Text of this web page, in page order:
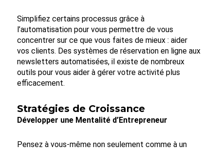
Simplifiez certains processus grâce à
l’automatisation pour vous permettre de vous
concentrer sur ce que vous faites de mieux : aider
vos clients. Des systèmes de réservation en ligne aux
newsletters automatisées, il existe de nombreux
outils pour vous aider à gérer votre activité plus
efficacement.
Stratégies de Croissance
Développer une Mentalité d’Entrepreneur
Pensez à vous-même non seulement comme à un